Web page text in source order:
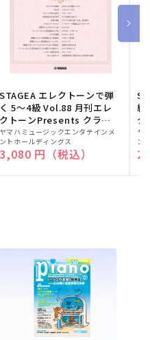
STAGEA エレクトーンで弾
く 5～4級 Vol.88 月刊エレ
クトーンPresents クラシ
ック名曲集
販
売
元:
ヤマハミュージックエンタテインメ
ントホールディングス
通常価格
3,080 円（税込）
級
ク
販
売
元:
ヤ
ン